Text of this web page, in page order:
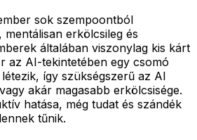
sok szempoontból
erkölcsileg és
általában viszonylag kis kárt
az AI-tekintetében egy csomó
így szükségszerű az AI
akár magasabb erkölcsisége.
hatása, még tudat és szándék
tűnik.